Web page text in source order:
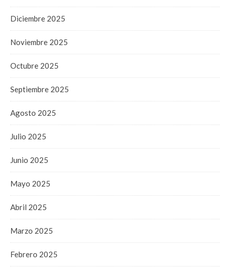
Diciembre 2025
Noviembre 2025
Octubre 2025
Septiembre 2025
Agosto 2025
Julio 2025
Junio 2025
Mayo 2025
Abril 2025
Marzo 2025
Febrero 2025